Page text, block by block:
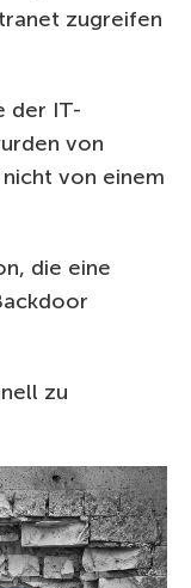
zugreifen
der IT-
von
von einem
die eine
zu